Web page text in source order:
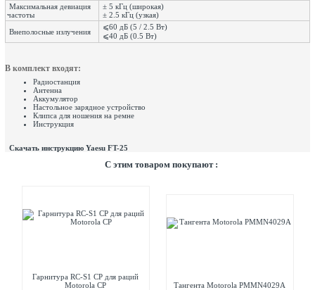
Максимальная девиация
частоты
± 5 кГц (широкая)
± 2.5 кГц (узкая)
Внеполосные излучения
⩽60 дБ (5 / 2.5 Вт)
⩽40 дБ (0.5 Вт)
В комплект входят:
Радиостанция
Антенна
Аккумулятор
Настольное зарядное устройство
Клипса для ношения на ремне
Инструкция
Скачать инструкцию Yaesu FT-25
C этим товаром покупают :
Гарнитура RC-S1 CP для раций
Motorola СР
Тангента Motorola PMMN4029A